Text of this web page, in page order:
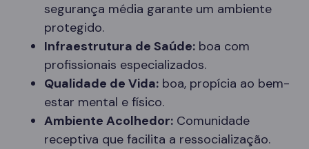
segurança média garante um ambiente
protegido.
Infraestrutura de Saúde: boa com
profissionais especializados.
Qualidade de Vida: boa, propícia ao bem-
estar mental e físico.
Ambiente Acolhedor: Comunidade
receptiva que facilita a ressocialização.